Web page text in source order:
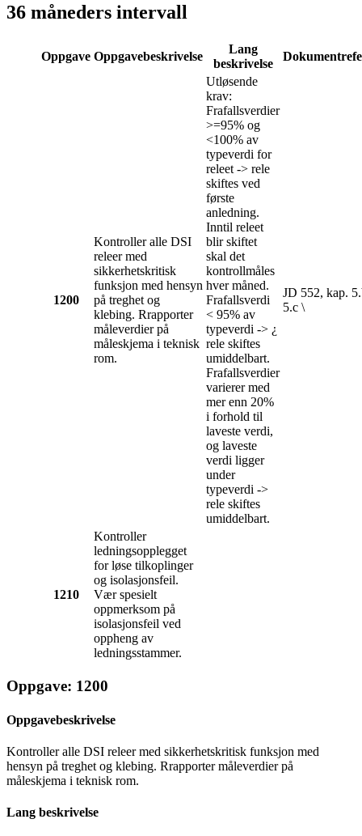
36 måneders intervall
Oppgave Oppgavebeskrivelse
Lang
beskrivelse
1200
Kontroller alle DSI
releer med
sikkerhetskritisk
funksjon med hensyn
på treghet og
klebing. Rrapporter
måleverdier på
måleskjema i teknisk
rom.
Utløsende
krav:
Frafallsverdier
>=95% og
<100% av
typeverdi for
releet -> rele
skiftes ved
første
anledning.
Inntil releet
blir skiftet
skal det
kontrollmåles
hver måned.
Frafallsverdi
< 95% av
typeverdi -> ¿
rele skiftes
umiddelbart.
Frafallsverdier
varierer med
mer enn 20%
i forhold til
laveste verdi,
og laveste
verdi ligger
under
typeverdi ->
rele skiftes
umiddelbart.
JD 552, kap.
5.c \
1210
Kontroller
ledningsopplegget
for løse tilkoplinger
og isolasjonsfeil.
Vær spesielt
oppmerksom på
isolasjonsfeil ved
oppheng av
ledningsstammer.
Oppgave: 1200
Oppgavebeskrivelse
Kontroller alle DSI releer med sikkerhetskritisk funksjon med
hensyn på treghet og klebing. Rrapporter måleverdier på
måleskjema i teknisk rom.
Lang beskrivelse